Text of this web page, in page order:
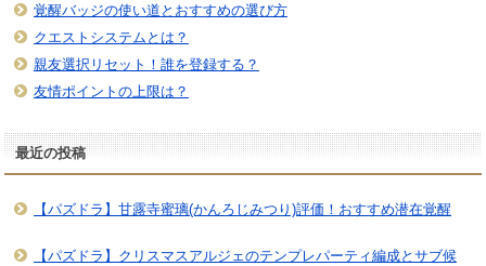
覚醒バッジの使い道とおすすめの選び方
クエストシステムとは？
親友選択リセット！誰を登録する？
友情ポイントの上限は？
最近の投稿
【パズドラ】甘露寺蜜璃(かんろじみつり)評価！おすすめ潜在覚醒
【パズドラ】クリスマスアルジェのテンプレパーティ編成とサブ候